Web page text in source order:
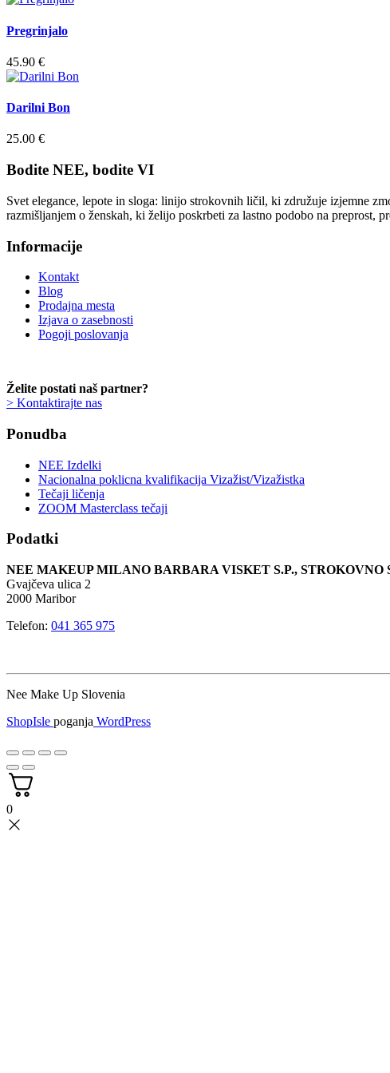
Pregrinjalo
45.90 €
Darilni Bon
25.00 €
Bodite NEE, bodite VI
Svet elegance, lepote in sloga: linijo strokovnih ličil, ki združuje izjemne
razmišljanjem o ženskah, ki želijo poskrbeti za lastno podobo na preprost,
Informacije
Kontakt
Blog
Prodajna mesta
Izjava o zasebnosti
Pogoji poslovanja
Želite postati naš partner?
> Kontaktirajte nas
Ponudba
NEE Izdelki
Nacionalna poklicna kvalifikacija Vizažist/Vizažistka
Tečaji ličenja
ZOOM Masterclass tečaji
Podatki
NEE MAKEUP MILANO BARBARA VISKET S.P.,
Gvajčeva ulica 2
2000 Maribor
Telefon: 041 365 975
Nee Make Up Slovenia
ShopIsle poganja WordPress
0